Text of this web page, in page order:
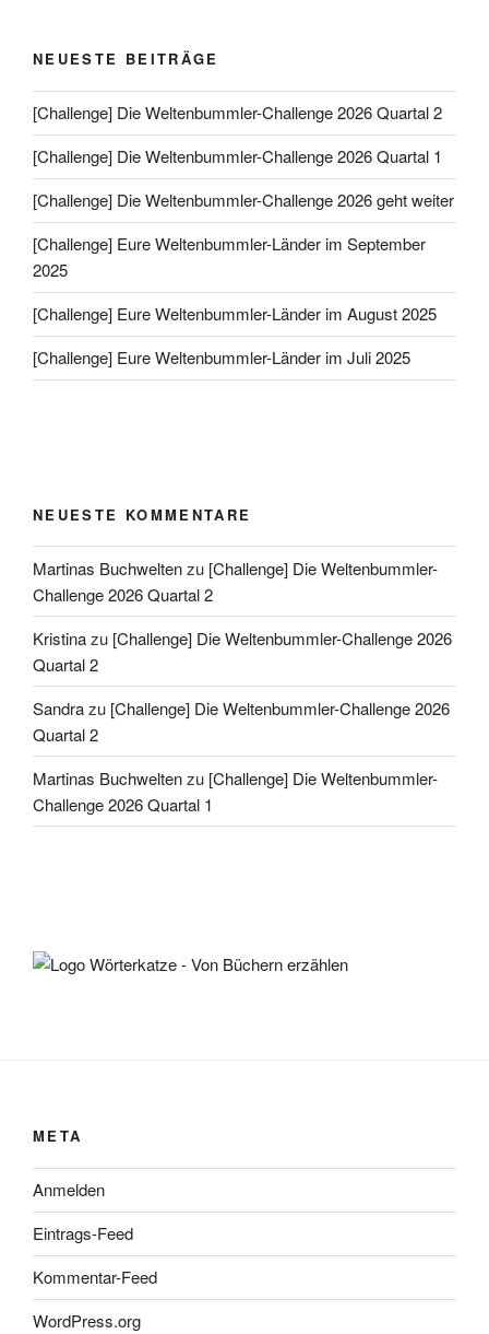
NEUESTE BEITRÄGE
[Challenge] Die Weltenbummler-Challenge 2026 Quartal 2
[Challenge] Die Weltenbummler-Challenge 2026 Quartal 1
[Challenge] Die Weltenbummler-Challenge 2026 geht weiter
[Challenge] Eure Weltenbummler-Länder im September
2025
[Challenge] Eure Weltenbummler-Länder im August 2025
[Challenge] Eure Weltenbummler-Länder im Juli 2025
NEUESTE KOMMENTARE
Martinas Buchweltenzu [Challenge] Die Weltenbummler-
Challenge 2026 Quartal 2
Kristinazu [Challenge] Die Weltenbummler-Challenge 2026
Quartal 2
Sandrazu [Challenge] Die Weltenbummler-Challenge 2026
Quartal 2
Martinas Buchweltenzu [Challenge] Die Weltenbummler-
Challenge 2026 Quartal 1
META
Anmelden
Eintrags-Feed
Kommentar-Feed
WordPress.org